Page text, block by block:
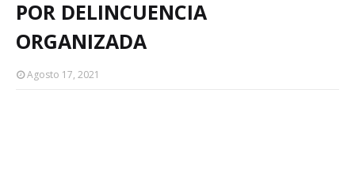
POR DELINCUENCIA
ORGANIZADA
Agosto 17, 2021